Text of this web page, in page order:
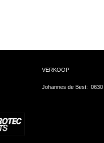
VERKOOP
Johannes de Best: 0630